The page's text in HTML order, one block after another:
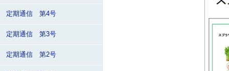
定期通信 第4号
定期通信 第3号
定期通信 第2号